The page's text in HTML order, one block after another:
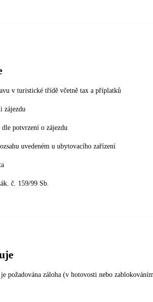
v turistické třídě včetně tax a příplatků
zájezdu
dle potvrzení o zájezdu
uvedeném u ubytovacího zařízení
č. 159/99 Sb.
požadována záloha (v hotovosti nebo